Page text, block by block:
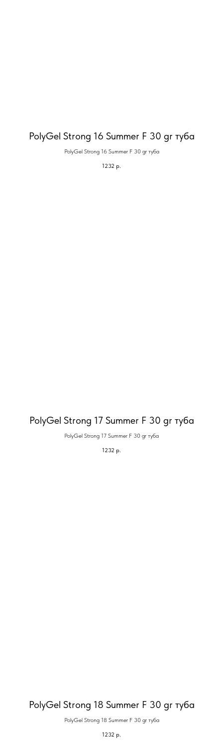
PolyGel Strong 16 Summer F 30 gr туба
PolyGel Strong 16 Summer F 30 gr туба
1232 р.
PolyGel Strong 17 Summer F 30 gr туба
PolyGel Strong 17 Summer F 30 gr туба
1232 р.
PolyGel Strong 18 Summer F 30 gr туба
PolyGel Strong 18 Summer F 30 gr туба
1232 р.